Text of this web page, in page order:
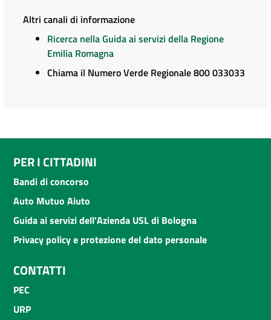
Altri canali di informazione
Ricerca nella Guida ai servizi della Regione
Emilia Romagna
Chiama il Numero Verde Regionale 800 033033
PER I CITTADINI
Bandi di concorso
Auto Mutuo Aiuto
Guida ai servizi dell'Azienda USL di Bologna
Privacy policy e protezione del dato personale
CONTATTI
PEC
URP